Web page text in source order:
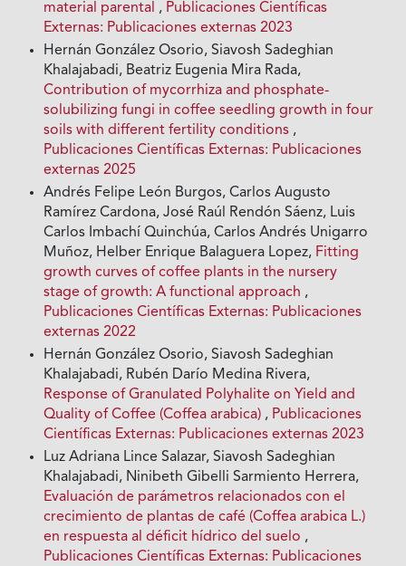
material parental , Publicaciones Científicas
Externas: Publicaciones externas 2023
Hernán González Osorio, Siavosh Sadeghian
Khalajabadi, Beatriz Eugenia Mira Rada,
Contribution of mycorrhiza and phosphate-
solubilizing fungi in coffee seedling growth in four
soils with different fertility conditions ,
Publicaciones Científicas Externas: Publicaciones
externas 2025
Andrés Felipe León Burgos, Carlos Augusto
Ramírez Cardona, José Raúl Rendón Sáenz, Luis
Carlos Imbachí Quinchúa, Carlos Andrés Unigarro
Muñoz, Helber Enrique Balaguera Lopez, Fitting
growth curves of coffee plants in the nursery
stage of growth: A functional approach ,
Publicaciones Científicas Externas: Publicaciones
externas 2022
Hernán González Osorio, Siavosh Sadeghian
Khalajabadi, Rubén Darío Medina Rivera,
Response of Granulated Polyhalite on Yield and
Quality of Coffee (Coffea arabica) , Publicaciones
Científicas Externas: Publicaciones externas 2023
Luz Adriana Lince Salazar, Siavosh Sadeghian
Khalajabadi, Ninibeth Gibelli Sarmiento Herrera,
Evaluación de parámetros relacionados con el
crecimiento de plantas de café (Coffea arabica L.)
en respuesta al déficit hídrico del suelo ,
Publicaciones Científicas Externas: Publicaciones